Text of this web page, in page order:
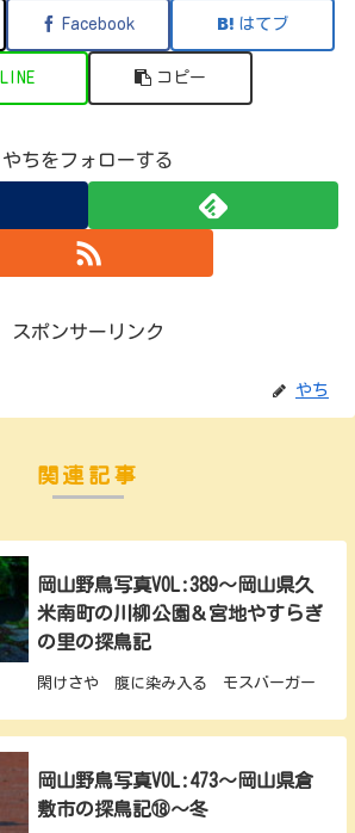
Facebook はてブ
LINE コピー
やちをフォローする
スポンサーリンク
やち
関連記事
岡山野鳥写真VOL:389～岡山県久
米南町の川柳公園＆宮地やすらぎ
の里の探鳥記
閑けさや 腹に染み入る モスバーガー
岡山野鳥写真VOL:473～岡山県倉
敷市の探鳥記⑱～冬